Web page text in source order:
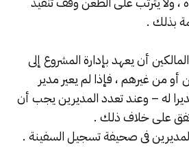
بذلك .
أن يعهد بإدارة المشروع إلى
أو من غيرهم ، فإذا لم يعير مدير
له – وعند تعدد المديرين يجب أن
على خلاف ذلك .